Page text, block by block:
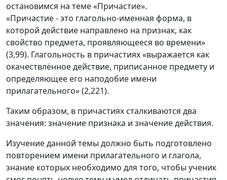
остановимся на теме «Причастие».
«Причастие - это глагольно-именная форма, в
которой действие направлено на признак, как
свойство предмета, проявляющееся во времени»
(3,99). Глагольность в причастиях «выражается как
окачествлённое действие, приписанное предмету и
определяющее его наподобие имени
прилагательного» (2,221).
Таким образом, в причастиях сталкиваются два
значения: значение признака и значение действия.
Изучение данной темы должно быть подготовлено
повторением имени прилагательного и глагола,
знание которых необходимо для того, чтобы ученик